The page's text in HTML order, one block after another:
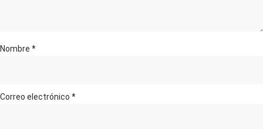
Nombre *
Correo electrónico *